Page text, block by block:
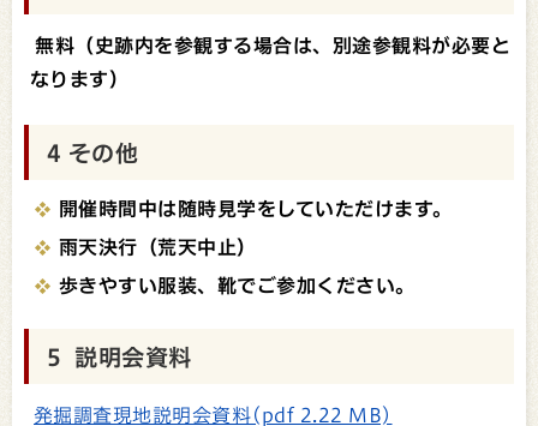
無料（史跡内を参観する場合は、別途参観料が必要と
なります）
4 その他
開催時間中は随時見学をしていただけます。
雨天決行（荒天中止）
歩きやすい服装、靴でご参加ください。
5 説明会資料
発掘調査現地説明会資料(pdf 2.22 MB)